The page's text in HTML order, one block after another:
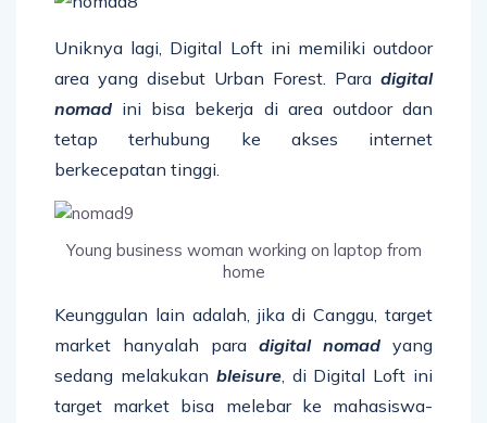
Uniknya lagi, Digital Loft ini memiliki outdoor
area yang disebut Urban Forest. Para digital
nomad ini bisa bekerja di area outdoor dan
tetap terhubung ke akses internet
berkecepatan tinggi.
Young business woman working on laptop from
home
Keunggulan lain adalah, jika di Canggu, target
market hanyalah para digital nomad yang
sedang melakukan bleisure, di Digital Loft ini
target market bisa melebar ke mahasiswa-